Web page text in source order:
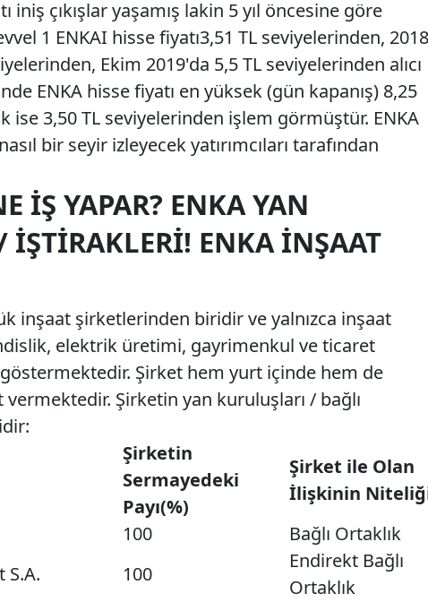
iniş çıkışlar yaşamış lakin 5 yıl öncesine göre
1 ENKAI hisse fiyatı3,51 TL seviyelerinden, 2018
Ekim 2019'da 5,5 TL seviyelerinden alıcı
ENKA hisse fiyatı en yüksek (gün kapanış) 8,25
ise 3,50 TL seviyelerinden işlem görmüştür. ENKA
bir seyir izleyecek yatırımcıları tarafından
İŞ YAPAR? ENKA YAN
İŞTIRAKLERI! ENKA İNŞAAT
inşaat şirketlerinden biridir ve yalnızca inşaat
elektrik üretimi, gayrimenkul ve ticaret
Şirket hem yurt içinde hem de
Şirketin yan kuruluşları / bağlı
Şirketin
Sermayedeki
Payı(%)
Şirket ile Olan
İlişkinin
100
Bağlı Ortaklık
S.A.
100
Endirekt Bağlı
Ortaklık